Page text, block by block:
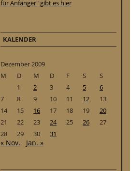
für Anfänger" gibt es hier
KALENDER
Dezember 2009
M
D M D F S
S
1
2 3 4 5
6
7
8 9 10 11 12
13
14
15 16 17 18 19
20
21
22 23 24 25 26
27
28
29 30 31
« Nov. Jan. »